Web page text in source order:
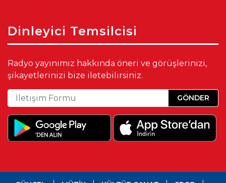
Dinleyici Temsilcisi
Radyo yayınımız hakkında öneri ve görüşlerinizi,
şikayetlerinizi bize iletebilirsiniz.
GÖNDER